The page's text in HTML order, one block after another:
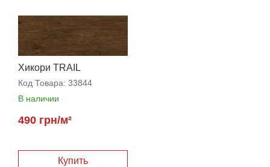
Хикори TRAIL
Код Товара: 33844
В наличии
490 грн/м²